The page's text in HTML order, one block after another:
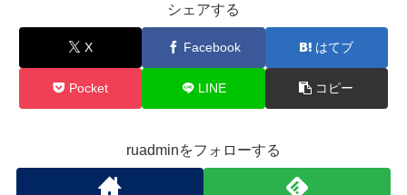
シェアする
X Facebook はてブ
Pocket LINE コピー
ruadminをフォローする